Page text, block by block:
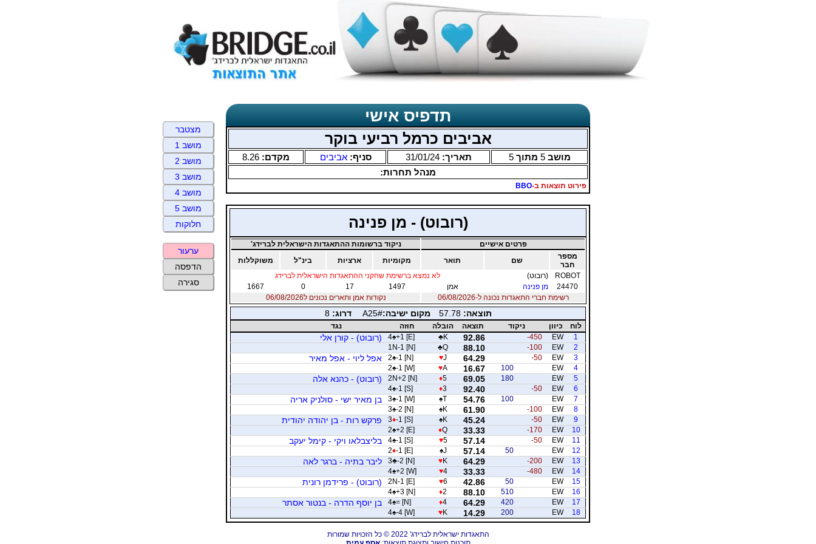
תדפיס אישי
אביבים כרמל רביעי בוקר
מושב5 מתוך5 תאריך: 31/01/24 סניף:אביבים מקדם: 8.26
מנהל תחרות:
פירוט תוצאות ב-BBO
(רובוט) - מן פנינה
פרטים אישיים
ניקוד ברשומות ההתאגדות הישראלית לברידג'
מספר
חבר
שם תואר מקומיות ארציות בינ"ל
משוקללות
ROBOT
(רובוט)
לא נמצא ברשימת שחקני ההתאגדות הישראלית לברידג
24470
מן פנינה אמן 1497
17
0
1667
רשימת חברי התאגדות נכונה ל-06/08/2026
נקודות אמן ותארים נכונים ל06/08/2026
תוצאה:57.78 מקום ישיבה:A25# דרוג:8
לוח כיוון ניקוד תוצאה הובלה חוזה
נגד
1
EW
-450
92.86
♣K
4♠+1 [E] (רובוט) - קורן אלי
2
EW
-100
88.10
♣Q
1N-1 [N]
3
EW
-50
64.29
♥J
2♠-1 [N] אפל ליוי - אפל מאיר
4
EW
100
16.67
♥A
2♠-1 [W]
5
EW
180
69.05
♦5
2N+2 [N] (רובוט) - כהנא אלה
6
EW
-50
92.40
♦3
4♠-1 [S]
7
EW
100
54.76
♠T
3♠-1 [W] בן מאיר ישי - סולניק אריה
8
EW
-100
61.90
♠K
3♠-2 [N]
9
EW
-50
45.24
♠K
3♦-1 [S] פרקש רות - בן יהודה יהודית
10
EW
-170
33.33
♦Q
2♠+2 [E]
11
EW
-50
57.14
♥5
4♠-1 [S] בליצבלאו ויקי - קימל יעקב
12
EW
50
57.14
♠J
2♦-1 [E]
13
EW
-200
64.29
♥K
3♣-2 [N] ליבר בתיה - ברגר לאה
14
EW
-480
33.33
♥4
4♠+2 [W]
15
EW
50
42.86
♥6
2N-1 [E] (רובוט) - פרידמן רונית
16
EW
510
88.10
♦2
4♠+3 [N]
17
EW
420
64.29
♦4
4♠= [N] בן יוסף הדרה - בנטור אסתר
18
EW
200
14.29
♥K
4♠-4 [W]
התאגדות ישראלית לברידג' 2022 © כל הזכויות שמורות
מצטבר
מושב 1
מושב 2
מושב 3
מושב 4
מושב 5
חלוקות
ערעור
הדפסה
סגירה